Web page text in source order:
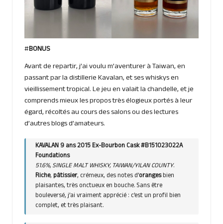
#BONUS
Avant de repartir, j’ai voulu m’aventurer à Taiwan, en
passant par la distillerie Kavalan, et ses whiskys en
vieillissement tropical. Le jeu en valait la chandelle, et je
comprends mieux les propos très élogieux portés à leur
égard, récoltés au cours des salons ou des lectures
d’autres blogs d’amateurs.
KAVALAN 9 ans 2015 Ex-Bourbon Cask #B151023022A
Foundations
51.6%, SINGLE MALT WHISKY, TAIWAN/YILAN COUNTY.
Riche,pâtissier, crémeux, des notes d’orangesbien
plaisantes, très onctueux en bouche. Sans être
bouleversé, j’ai vraiment apprécié : c’est un profil bien
complet, et très plaisant.